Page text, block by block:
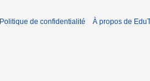
Politique de confidentialité À propos de